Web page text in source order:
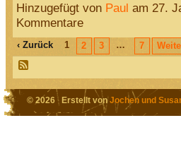
Hinzugefügt von Paul am 27.
Kommentare
‹ Zurück 1 2 3 … 7
© 2026 Erstellt vonJochen und